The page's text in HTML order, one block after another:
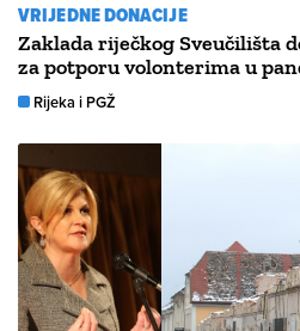
VRIJEDNE DONACIJE
Zaklada riječkog Sveučilišta
za potporu volonterima u
Rijeka i PGŽ